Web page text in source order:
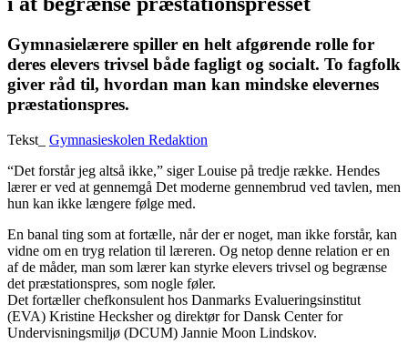
Gymnasielærere spiller en helt afgørende rolle for
deres elevers trivsel både fagligt og socialt. To fagfolk
giver råd til, hvordan man kan mindske elevernes
præstationspres.
Tekst_ Gymnasieskolen Redaktion
“Det forstår jeg altså ikke,” siger Louise på tredje række. Hendes
lærer er ved at gennemgå Det moderne gennembrud ved tavlen, men
hun kan ikke længere følge med.
En banal ting som at fortælle, når der er noget, man ikke forstår, kan
vidne om en tryg relation til læreren. Og netop denne relation er en
af de måder, man som lærer kan styrke elevers trivsel og begrænse
det præstationspres, som nogle føler.
Det fortæller chefkonsulent hos Danmarks Evalueringsinstitut
(EVA) Kristine Hecksher og direktør for Dansk Center for
Undervisningsmiljø (DCUM) Jannie Moon Lindskov.